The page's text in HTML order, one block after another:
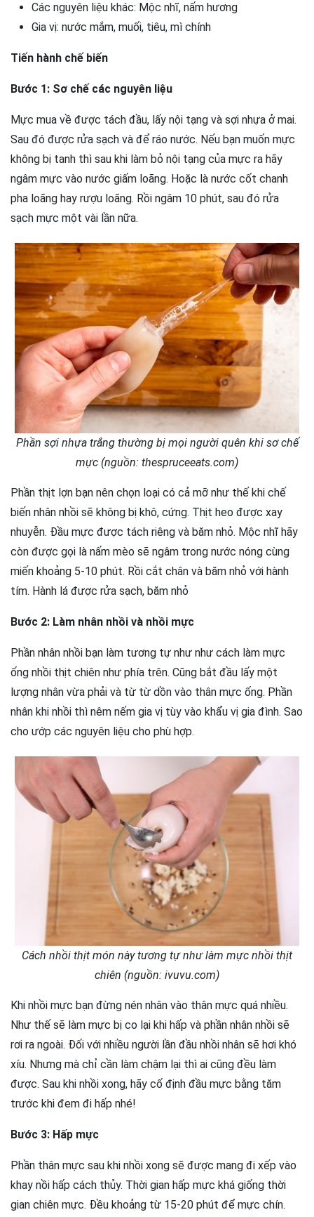
Các nguyên liệu khác: Mộc nhĩ, nấm hương
Gia vị: nước mắm, muối, tiêu, mì chính
Tiến hành chế biến
Bước 1: Sơ chế các nguyên liệu
Mực mua về được tách đầu, lấy nội tạng và sợi nhựa ở mai.
Sau đó được rửa sạch và để ráo nước. Nếu bạn muốn mực
không bị tanh thì sau khi làm bỏ nội tạng của mực ra hãy
ngâm mực vào nước giấm loãng. Hoặc là nước cốt chanh
pha loãng hay rượu loãng. Rồi ngâm 10 phút, sau đó rửa
sạch mực một vài lần nữa.
Phần sợi nhựa trắng thường bị mọi người quên khi sơ chế
mực (nguồn: thespruceeats.com)
Phần thịt lợn bạn nên chọn loại có cả mỡ như thế khi chế
biến nhân nhồi sẽ không bị khô, cứng. Thịt heo được xay
nhuyễn. Đầu mực được tách riêng và băm nhỏ. Mộc nhĩ hãy
còn được gọi là nấm mèo sẽ ngâm trong nước nóng cùng
miến khoảng 5-10 phút. Rồi cắt chân và băm nhỏ với hành
tím. Hành lá được rửa sạch, băm nhỏ
Bước 2: Làm nhân nhồi và nhồi mực
Phần nhân nhồi bạn làm tương tự như như cách làm mực
ống nhồi thịt chiên như phía trên. Cũng bắt đầu lấy một
lượng nhân vừa phải và từ từ dồn vào thân mực ống. Phần
nhân khi nhồi thì nêm nếm gia vị tùy vào khẩu vị gia đình. Sao
cho ướp các nguyên liệu cho phù hợp.
Cách nhồi thịt món này tương tự như làm mực nhồi thịt
chiên (nguồn: ivuvu.com)
Khi nhồi mực bạn đừng nén nhân vào thân mực quá nhiều.
Như thế sẽ làm mực bị co lại khi hấp và phần nhân nhồi sẽ
rơi ra ngoài. Đối với nhiều người lần đầu nhồi nhân sẽ hơi khó
xíu. Nhưng mà chỉ cần làm chậm lại thì ai cũng đều làm
được. Sau khi nhồi xong, hãy cố định đầu mực bằng tăm
trước khi đem đi hấp nhé!
Bước 3: Hấp mực
Phần thân mực sau khi nhồi xong sẽ được mang đi xếp vào
khay nồi hấp cách thủy. Thời gian hấp mực khá giống thời
gian chiên mực. Đều khoảng từ 15-20 phút để mực chín.